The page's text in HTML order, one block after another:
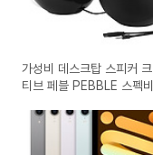
가성비 데스크탑 스피커 크
티브 페블 PEBBLE 스펙